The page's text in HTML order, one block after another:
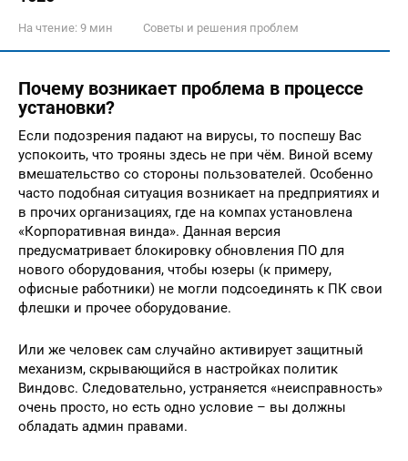
На чтение: 9 мин Советы и решения проблем
Почему возникает проблема в процессе
установки?
Если подозрения падают на вирусы, то поспешу Вас
успокоить, что трояны здесь не при чём. Виной всему
вмешательство со стороны пользователей. Особенно
часто подобная ситуация возникает на предприятиях и
в прочих организациях, где на компах установлена
«Корпоративная винда». Данная версия
предусматривает блокировку обновления ПО для
нового оборудования, чтобы юзеры (к примеру,
офисные работники) не могли подсоединять к ПК свои
флешки и прочее оборудование.
Или же человек сам случайно активирует защитный
механизм, скрывающийся в настройках политик
Виндовс. Следовательно, устраняется «неисправность»
очень просто, но есть одно условие – вы должны
обладать админ правами.